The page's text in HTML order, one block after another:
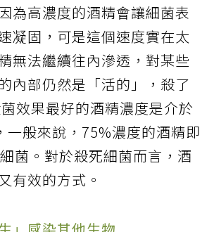
為高濃度的酒精會讓細菌表
凝固，可是這個速度實在太
無法繼續往內滲透，對某些
內部仍然是「活的」，殺了
效果最好的酒精濃度是介於
一般來說，75%濃度的酒精即
菌。對於殺死細菌而言，酒
有效的方式。